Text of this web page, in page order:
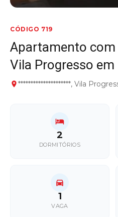
CÓDIGO 719
Apartamento
Vila Progresso
*********************, Vila
2
DORMITÓRIOS
1
VAGA